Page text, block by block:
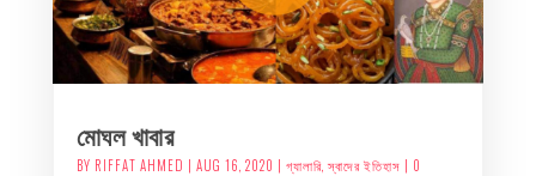
মোঘল খাবার
BY RIFFAT AHMED | AUG 16, 2020 | গ্যালারি, স্বাদের ইতিহাস | 0